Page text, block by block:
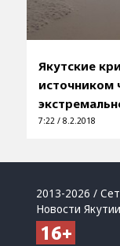
Якутские
источником
7:22 / 8.2.2018
2013-2026 /
Новости